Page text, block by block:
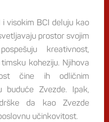
visokim BCI deluju kao
prostor svojim
kreativnost,
koheziju. Njihova
čine ih odličnim
Zvezde. Ipak,
da kao Zvezde
učinkovitost.